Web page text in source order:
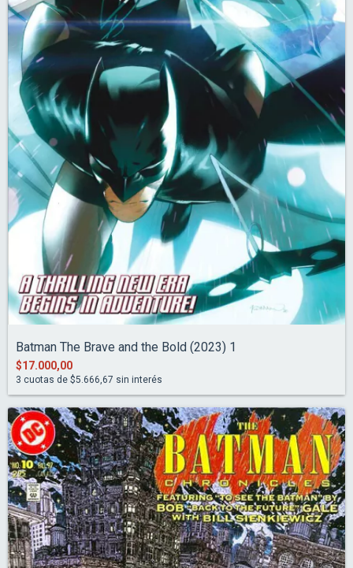
Batman The Brave and the Bold (2023) 1
$17.000,00
3 cuotas de $5.666,67 sin interés